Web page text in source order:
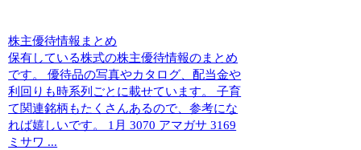
株主優待情報まとめ
保有している株式の株主優待情報のまとめ
です。 優待品の写真やカタログ、配当金や
利回りも時系列ごとに載せています。 子育
て関連銘柄もたくさんあるので、参考にな
れば嬉しいです。 1月 3070 アマガサ 3169
ミサワ ...